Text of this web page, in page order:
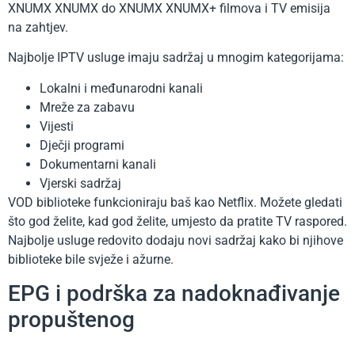
XNUMX XNUMX do XNUMX XNUMX+ filmova i TV emisija
na zahtjev.
Najbolje IPTV usluge imaju sadržaj u mnogim kategorijama:
Lokalni i međunarodni kanali
Mreže za zabavu
Vijesti
Dječji programi
Dokumentarni kanali
Vjerski sadržaj
VOD biblioteke funkcioniraju baš kao Netflix. Možete gledati
što god želite, kad god želite, umjesto da pratite TV raspored.
Najbolje usluge redovito dodaju novi sadržaj kako bi njihove
biblioteke bile svježe i ažurne.
EPG i podrška za nadoknađivanje
propuštenog